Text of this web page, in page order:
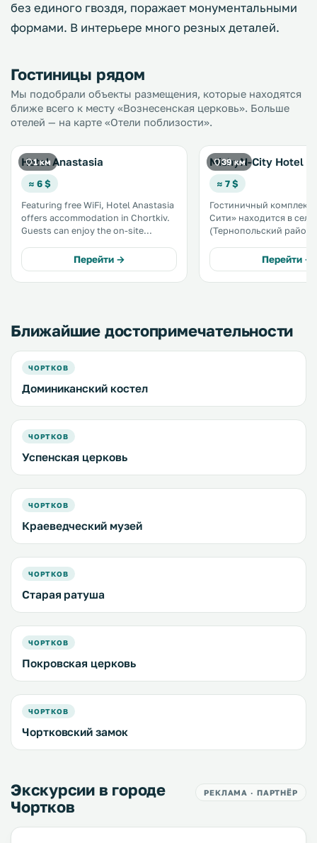
без единого гвоздя, поражает монументальными
формами. В интерьере много резных деталей.
Гостиницы рядом
Мы подобрали объекты размещения, которые находятся
ближе всего к месту «Вознесенская церковь». Больше
отелей — на карте «Отели поблизости».
1 км
Hotel Anastasia
≈ 6 $
Featuring free WiFi, Hotel Anastasia
offers accommodation in Chortkiv.
Guests can enjoy the on-site
flat-screen TV with satellite
channels. You will find a 24-hour
front desk at the property. .
Перейти →
39 км
MishyN-City Hotel
≈ 7 $
Гостиничный
Сити» находится в
(Тернопольский
к услугам гостей
сезонный бассейн,
принадлежности для
Перейти →
Ближайшие достопримечательности
ЧОРТКОВ
Доминиканский костел
ЧОРТКОВ
Успенская церковь
ЧОРТКОВ
Краеведческий музей
ЧОРТКОВ
Старая ратуша
ЧОРТКОВ
Покровская церковь
ЧОРТКОВ
Чортковский замок
Экскурсии в городе
Чортков
РЕКЛАМА · ПАРТНЁР